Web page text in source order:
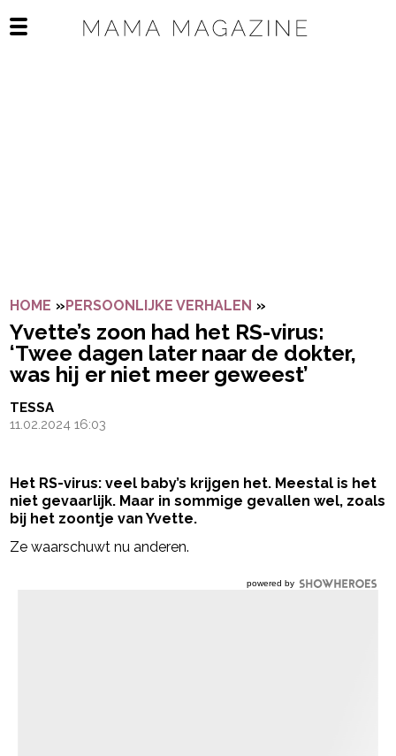
Open het mobiele menu
HOME »PERSOONLIJKE VERHALEN »
Yvette’s zoon had het RS-virus:
‘Twee dagen later naar de dokter,
was hij er niet meer geweest’
TESSA
11.02.2024 16:03
Het RS-virus: veel baby’s krijgen het. Meestal is het
niet gevaarlijk. Maar in sommige gevallen wel, zoals
bij het zoontje van Yvette.
Ze waarschuwt nu anderen.
powered by